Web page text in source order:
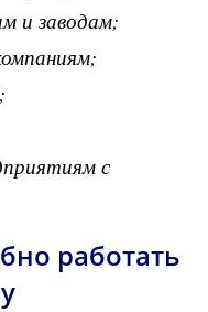
и заводам;
с
работать